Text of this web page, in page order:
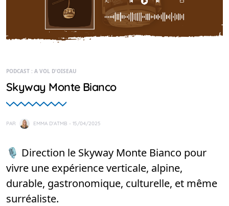
PODCAST : A VOL D'OISEAU
Skyway Monte Bianco
PAR EMMA D'ATMB - 15/04/2025
🎙️ Direction le Skyway Monte Bianco pour
vivre une expérience verticale, alpine,
durable, gastronomique, culturelle, et même
surréaliste.